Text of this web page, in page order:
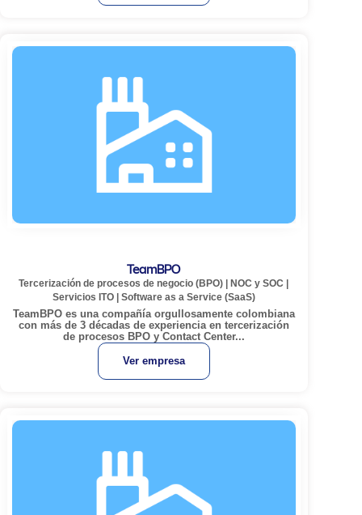
TeamBPO
Tercerización de procesos de negocio (BPO) |NOC y SOC |
Servicios ITO| Software as a Service (SaaS)
TeamBPO es una compañía orgullosamente colombiana
con más de 3 décadas de experiencia en tercerización
de procesos BPO y Contact Center...
Ver empresa